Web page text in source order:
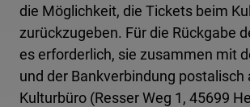
die Möglichkeit, die Tickets beim
zurückzugeben. Für die Rückgabe
es erforderlich, sie zusammen mit
und der Bankverbindung postalisch
Kulturbüro (Resser Weg 1, 45699